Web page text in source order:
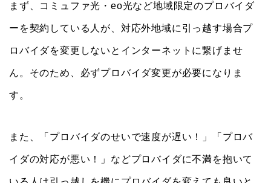
まず、コミュファ光・eo光など地域限定のプロバイダ
ーを契約している人が、対応外地域に引っ越す場合プ
ロバイダを変更しないとインターネットに繋げませ
ん。そのため、必ずプロバイダ変更が必要になりま
す。
また、「プロバイダのせいで速度が遅い！」「プロバ
イダの対応が悪い！」などプロバイダに不満を抱いて